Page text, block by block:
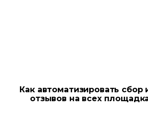
Как автоматизировать сбор
отзывов на всех